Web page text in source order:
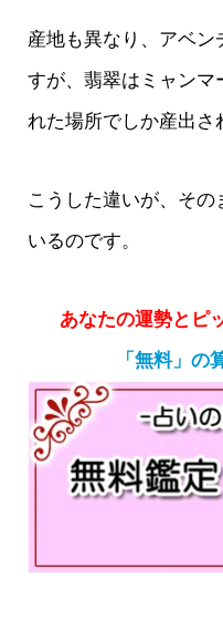
産地も異なり、アベン
すが、翡翠はミャンマ
れた場所でしか産出さ
こうした違いが、そ
いるのです。
あなたの運勢とピ
「無料」の